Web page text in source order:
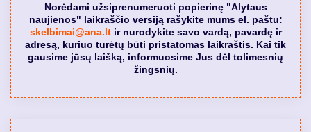
Norėdami užsiprenumeruoti popierinę "Alytaus
naujienos" laikraščio versiją rašykite mums el. paštu:
skelbimai@ana.ltir nurodykite savo vardą, pavardę ir
adresą, kuriuo turėtų būti pristatomas laikraštis. Kai tik
gausime jūsų laišką, informuosime Jus dėl tolimesnių
žingsnių.